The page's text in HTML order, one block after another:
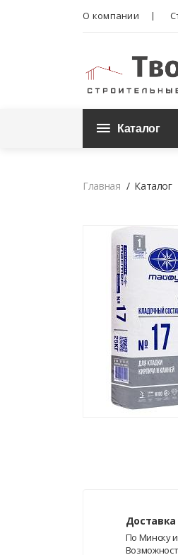
О компании
Каталог
Главная Каталог
Доставка
По Минску